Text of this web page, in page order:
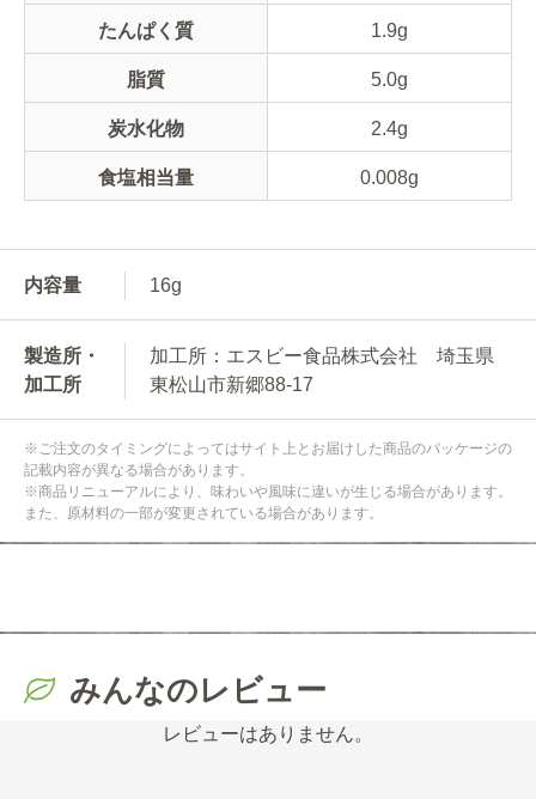
たんぱく質 1.9g
脂質 5.0g
炭水化物 2.4g
食塩相当量 0.008g
内容量 16g
製造所・
加工所
加工所：エスビー食品株式会社 埼玉県
東松山市新郷88-17
※ご注文のタイミングによってはサイト上とお届けした商品のパッケージの
記載内容が異なる場合があります。
※商品リニューアルにより、味わいや風味に違いが生じる場合があります。
また、原材料の一部が変更されている場合があります。
みんなのレビュー
レビューはありません。